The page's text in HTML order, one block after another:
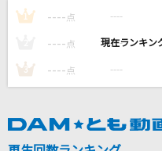
美しい日
[生音]ドライフラワー
優里
Blue Jeans(ビデオク
HANA
1 ---- 点 ----
---- 点 ----
3 ---- 点 ----